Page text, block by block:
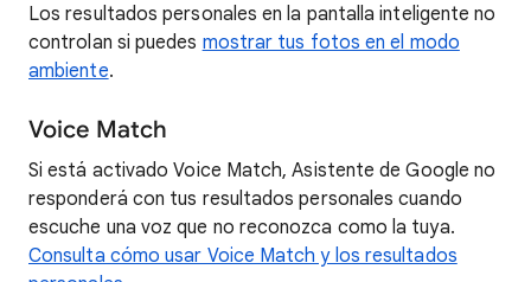
Los resultados personales en la pantalla inteligente no
controlan si puedes mostrar tus fotos en el modo
ambiente.
Voice Match
Si está activado Voice Match, Asistente de Google no
responderá con tus resultados personales cuando
escuche una voz que no reconozca como la tuya.
Consulta cómo usar Voice Match y los resultados